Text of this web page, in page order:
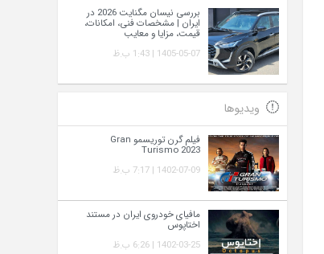
بررسی نیسان مگنایت 2026 در
ایران | مشخصات فنی، امکانات،
قیمت، مزایا و معایب
1405-05-07 | 1:43 ب.ظ
ویدیوها
فیلم گرن توریسمو Gran
Turismo 2023
1402-07-09 | 7:17 ب.ظ
مافیای خودروی ایران در مستند
اختاپوس
1402-03-25 | 6:26 ب.ظ